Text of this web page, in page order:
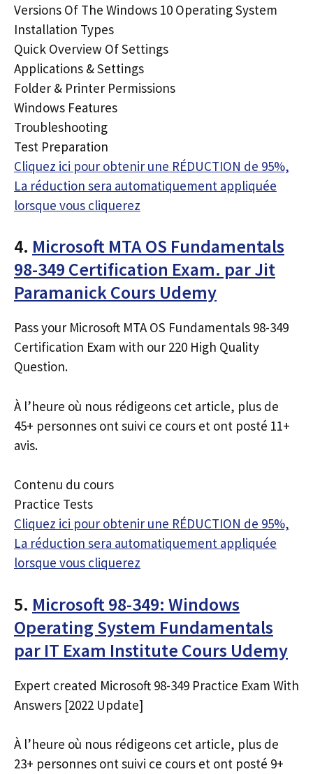
Versions Of The Windows 10 Operating System
Installation Types
Quick Overview Of Settings
Applications & Settings
Folder & Printer Permissions
Windows Features
Troubleshooting
Test Preparation
Cliquez ici pour obtenir une RÉDUCTION de 95%,
La réduction sera automatiquement appliquée
lorsque vous cliquerez
4. Microsoft MTA OS Fundamentals
98-349 Certification Exam. par Jit
Paramanick Cours Udemy
Pass your Microsoft MTA OS Fundamentals 98-349
Certification Exam with our 220 High Quality
Question.
À l’heure où nous rédigeons cet article, plus de
45+ personnes ont suivi ce cours et ont posté 11+
avis.
Contenu du cours
Practice Tests
Cliquez ici pour obtenir une RÉDUCTION de 95%,
La réduction sera automatiquement appliquée
lorsque vous cliquerez
5. Microsoft 98-349: Windows
Operating System Fundamentals
par IT Exam Institute Cours Udemy
Expert created Microsoft 98-349 Practice Exam With
Answers [2022 Update]
À l’heure où nous rédigeons cet article, plus de
23+ personnes ont suivi ce cours et ont posté 9+